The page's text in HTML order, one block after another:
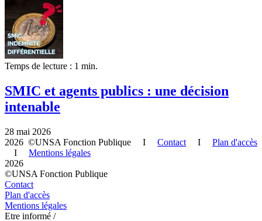
Temps de lecture : 1 min.
SMIC et agents publics : une décision
intenable
28 mai 2026
2026 ©UNSA Fonction Publique I Contact I Plan d'accès
I Mentions légales
2026
©UNSA Fonction Publique
Contact
Plan d'accès
Mentions légales
Etre informé /